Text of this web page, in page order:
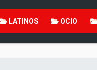
LATINOS OCIO